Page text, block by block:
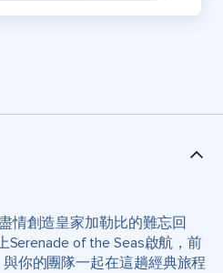
情創造皇家加勒比的難忘回
Serenade of the Seas啟航，前
你的團隊一起在這趟經典旅程